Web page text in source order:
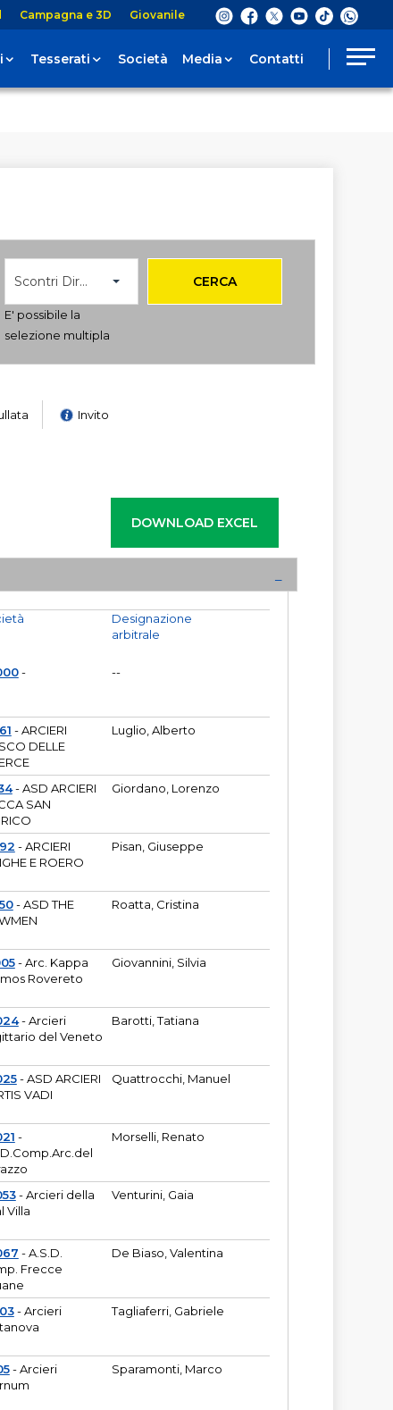
Campagna e 3D Giovanile
Tesserati Società Media Contatti
Scontri Diretti
E' possibile la
selezione multipla
CERCA
Invito
-
Designazione
arbitrale
--
- ARCIERI
DELLE
Luglio, Alberto
- ASD ARCIERI
SAN
Giordano, Lorenzo
- ARCIERI
E ROERO
Pisan, Giuseppe
- ASD THE
Roatta, Cristina
- Arc. Kappa
Rovereto
Giovannini, Silvia
- Arcieri
del Veneto
Barotti, Tatiana
- ASD ARCIERI
VADI
Quattrocchi, Manuel
-
Morselli, Renato
- Arcieri della
Villa
Venturini, Gaia
- A.S.D.
Frecce
De Biaso, Valentina
- Arcieri
Tagliaferri, Gabriele
- Arcieri
Sparamonti, Marco